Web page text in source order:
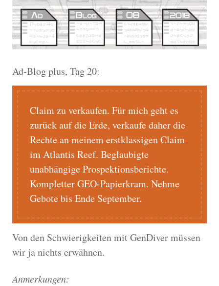
Ad-Blog plus, Tag 20:
Claim zu verkaufen. Für mich geht es
zurück auf die Erde, verkaufe daher die
Rechte an meinem erstklassigen Claim
im Atlantis Reef. Beglaubigte
unabhängige Prospektionsberichte.
Kompletter GEO-Papierkram. Nehme
Gebote bis Ende September.
Von den Schwierigkeiten mit GenDiver müssen
wir ja nichts erwähnen.
Anmerkungen: